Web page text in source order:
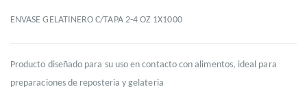
gallery
gallery
ENVASE GELATINERO C/TAPA 2-4 OZ 1X1000
Producto diseñado para su uso en contacto con alimentos, ideal para
preparaciones de reposteria y gelateria